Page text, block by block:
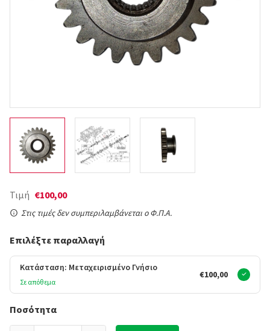
Τιμή €100,00
Στις τιμές δεν συμπεριλαμβάνεται ο Φ.Π.Α.
Επιλέξτε παραλλαγή
Κατάσταση: Μεταχειρισμένο Γνήσιο
Σε απόθεμα
€100,00
Ποσότητα